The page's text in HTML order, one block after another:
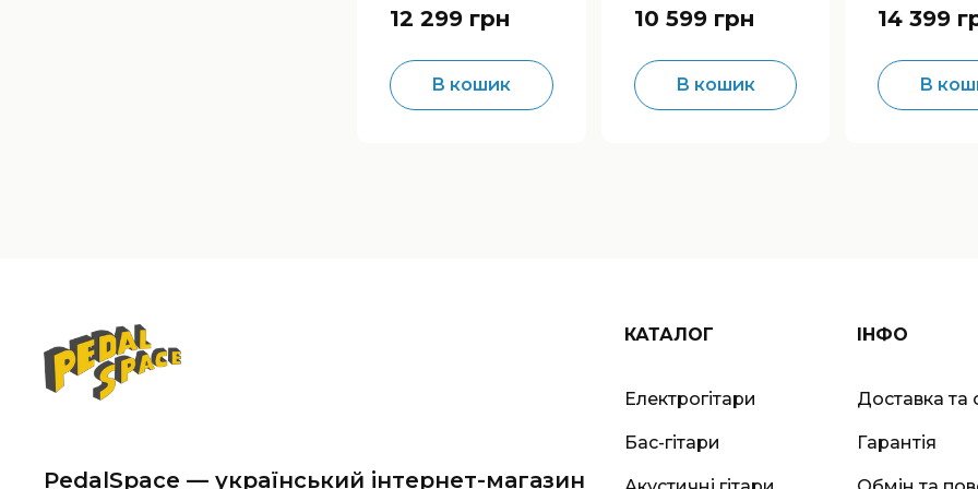
12 299 грн
В кошик
10 599 грн
В кошик
14 399
В
PedalSpace — український інтернет-магазин
КАТАЛОГ
Електрогітари
Бас-гітари
ІНФО
Доставка та
Гарантія